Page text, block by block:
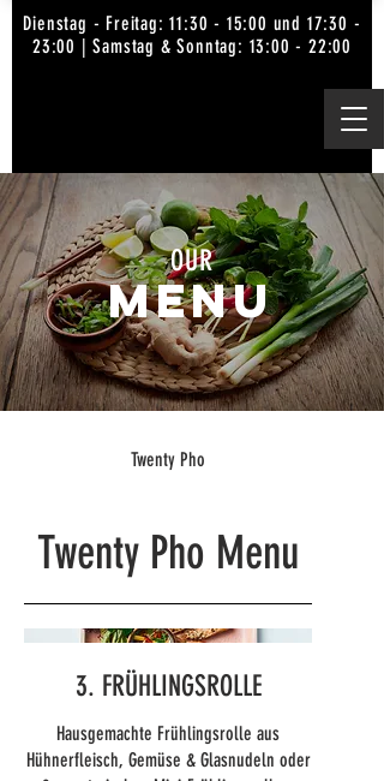
Dienstag - Freitag: 11:30 - 15:00 und 17:30 -
23:00 | Samstag & Sonntag: 13:00 - 22:00
Menu
OUR
Twenty Pho
Twenty Pho Menu
3. FRÜHLINGSROLLE
Hausgemachte Frühlingsrolle aus
Hühnerfleisch, Gemüse & Glasnudeln oder